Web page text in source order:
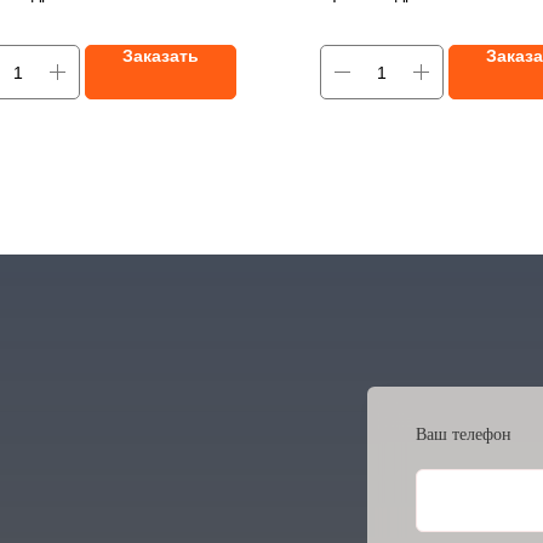
и цена по запросу!
Заказать
условий работы /Вес:
Наличие и цена по
Ваш телефон